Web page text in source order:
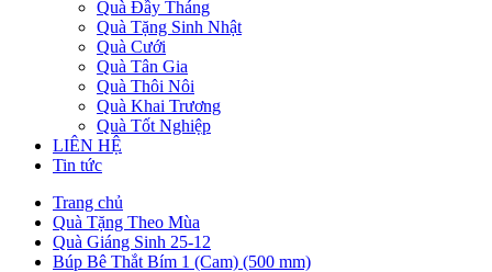
Quà Đầy Tháng
Quà Tặng Sinh Nhật
Quà Cưới
Quà Tân Gia
Quà Thôi Nôi
Quà Khai Trương
Quà Tốt Nghiệp
LIÊN HỆ
Tin tức
Trang chủ
Quà Tặng Theo Mùa
Quà Giáng Sinh 25-12
Búp Bê Thắt Bím 1 (Cam) (500 mm)